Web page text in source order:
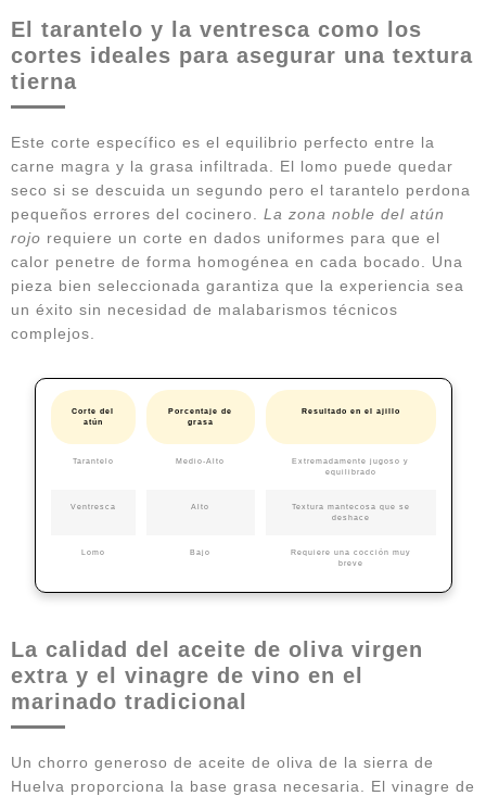
El tarantelo y la ventresca como los
cortes ideales para asegurar una textura
tierna
Este corte específico es el equilibrio perfecto entre la
carne magra y la grasa infiltrada. El lomo puede quedar
seco si se descuida un segundo pero el tarantelo perdona
pequeños errores del cocinero. La zona noble del atún
rojo requiere un corte en dados uniformes para que el
calor penetre de forma homogénea en cada bocado. Una
pieza bien seleccionada garantiza que la experiencia sea
un éxito sin necesidad de malabarismos técnicos
complejos.
Corte del
atún
Porcentaje de
grasa
Resultado en el ajillo
Tarantelo Medio-Alto
Extremadamente jugoso y
equilibrado
Ventresca Alto
Textura mantecosa que se
deshace
Lomo Bajo
Requiere una cocción muy
breve
La calidad del aceite de oliva virgen
extra y el vinagre de vino en el
marinado tradicional
Un chorro generoso de aceite de oliva de la sierra de
Huelva proporciona la base grasa necesaria. El vinagre de